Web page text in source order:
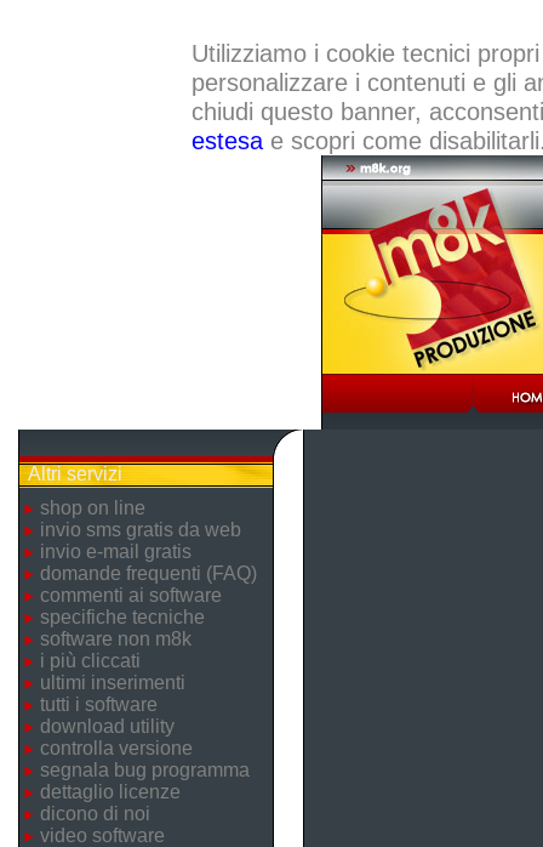
Utilizziamo i cookie tecnici
personalizzare i contenuti e gli
chiudi questo banner,
estesae scopri come
Altri servizi
shop on line
invio sms gratis da web
invio e-mail gratis
domande frequenti (FAQ)
commenti ai software
specifiche tecniche
software non m8k
i più cliccati
ultimi inserimenti
tutti i software
download utility
controlla versione
segnala bug programma
dettaglio licenze
dicono di noi
video software